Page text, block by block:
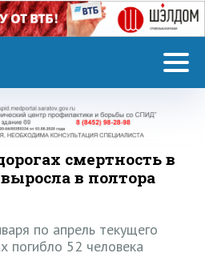
смертность в
в полтора
по апрель текущего
погибло 52 человека